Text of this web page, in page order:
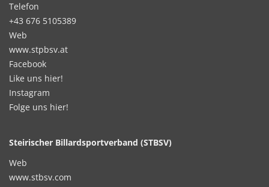
Telefon
+43 676 5105389
Web
www.stpbsv.at
Facebook
Like uns hier!
Instagram
Folge uns hier!
Steirischer Billardsportverband (STBSV)
Web
www.stbsv.com